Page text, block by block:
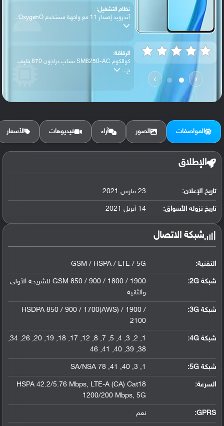
‹
›
نظام التشغيل:
أندرويد إصدار 11 مع واجهة مستخدم OxygenO...
الرقاقة:
كوالكوم SM8250-AC سناب دراجون 870 فايف
ج...
الرام / التخزين:
البطارية:
ليثيوم بوليمر سعة 4500 مللي أمبير, غير ق...
المواصفات الصور آراء فيديوهات الأسعار
الإطلاق
تاريخ الإعلان: 23 مارس 2021
تاريخ نزوله الأسواق: 14 أبريل 2021
شبكة الاتصال
التقنية: GSM / HSPA / LTE / 5G
شبكة 2G:
GSM 850 / 900 / 1800 / 1900 للشريحة الأولى
والثانية
شبكة 3G :
HSDPA 850 / 900 / 1700(AWS) / 1900 /
2100
شبكة 4G :
1, 2, 3, 4, 5, 7, 8, 12, 17, 18, 19, 20, 26, 34,
38, 39, 40, 41, 46
شبكة 5G :
1, 3, 40, 41, 78 SA/NSA
السرعة:
HSPA 42.2/5.76 Mbps, LTE-A (CA) Cat18
1200/200 Mbps, 5G
GPRS: نعم